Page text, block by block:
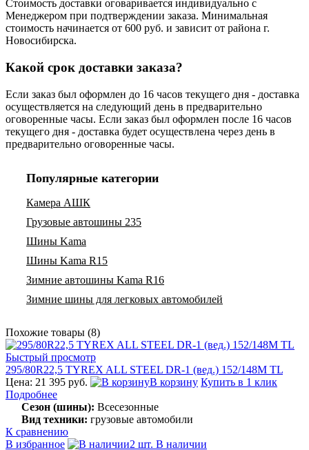
Стоимость доставки оговаривается индивидуально с
Менеджером при подтверждении заказа. Минимальная
стоимость начинается от 600 руб. и зависит от района г.
Новосибирска.
Какой срок доставки заказа?
Если заказ был оформлен до 16 часов текущего дня - доставка
осуществляется на следующий день в предварительно
оговоренные часы. Если заказ был оформлен после 16 часов
текущего дня - доставка будет осуществлена через день в
предварительно оговоренные часы.
Популярные категории
Камера АШК
Грузовые автошины 235
Шины Kama
Шины Kama R15
Зимние автошины Kama R16
Зимние шины для легковых автомобилей
Похожие товары (8)
Быстрый просмотр
295/80R22,5 TYREX ALL STEEL DR-1 (вед.) 152/148M TL
Цена: 21 395 руб.
В корзину Купить в 1 клик
Подробнее
Сезон (шины): Всесезонные
Вид техники: грузовые автомобили
К сравнению
В избранное
2 шт. В наличии